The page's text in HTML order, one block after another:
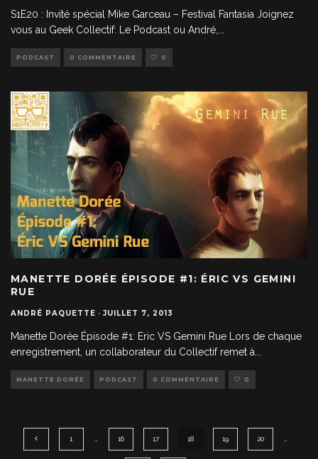
S1E20 : Invité spécial Mike Garceau – Festival Fantasia Joignez
vous au Geek Collectif: Le Podcast ou André,
PODCAST 0 COMMENTAIRE 0
MANETTE DORÉE ÉPISODE #1: ÉRIC VS GEMINI
RUE
ANDRÉ PAQUETTE · JUILLET 7, 2013
Manette Dorée Épisode #1: Eric VS Gemini Rue Lors de chaque
enregistrement, un collaborateur du Collectif remet à
MANETTE DORÉE PODCAST 0 COMMENTAIRE 0
1 16 17 18 19 20